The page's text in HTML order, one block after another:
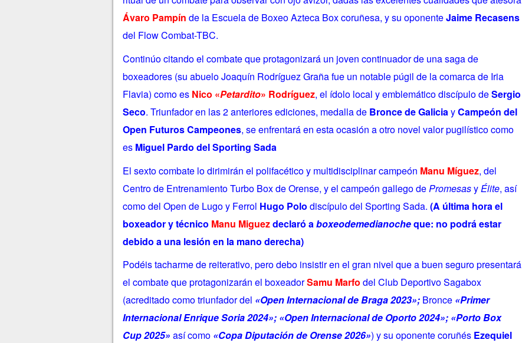
Ávaro Pampín de la Escuela de Boxeo Azteca Box coruñesa, y su oponenteJaime Recasens
del Flow Combat-TBC.
Continúo citando el combate que protagonizará un joven continuador de una saga de
boxeadores (su abuelo Joaquín Rodríguez Graña fue un notable púgil de la comarca de Iria
Flavia) como es Nico «Petardito» Rodríguez, el ídolo local y emblemático discípulo deSergio
Seco. Triunfador en las 2 anteriores ediciones, medalla de Bronce de GaliciayCampeón del
Open Futuros Campeones, se enfrentará en esta ocasión a otro novel valor pugilístico como
es Miguel Pardo del Sporting Sada
El sexto combate lo dirimirán el polifacético y multidisciplinar campeón Manu Míguez, del
Centro de Entrenamiento Turbo Box de Orense, y el campeón gallego de PromesasyÉlite, así
como del Open de Lugo y Ferrol Hugo Polo discípulo del Sporting Sada. (A última hora el
boxeador y técnico Manu Miguezdeclaró a boxeodemedianocheque: no podrá estar
debido a una lesión en la mano derecha)
Podéis tacharme de reiterativo, pero debo insistir en el gran nivel que a buen seguro presentará
el combate que protagonizarán el boxeadorSamu Marfo del Club Deportivo Sagabox
(acreditado como triunfador del «Open Internacional de Braga 2023»; Bronce «Primer
Internacional Enrique Soria 2024»; «Open Internacional de Oporto 2024»; «Porto Box
Cup 2025» así como«Copa Diputación de Orense 2026») y su oponente coruñés Ezequiel